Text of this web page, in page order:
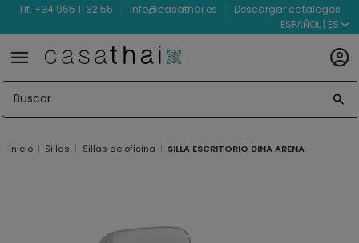
Tlf. +34 965 11 32 56 info@casathai.es
Descargar catálogos
ESPAÑOL | ES
Inicio Sillas Sillas de oficina SILLA ESCRITORIO DINA ARENA